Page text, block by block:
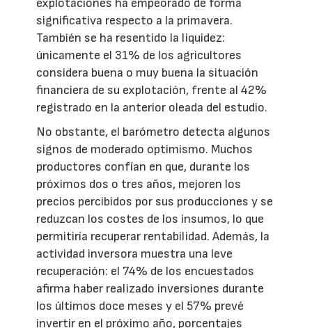
explotaciones ha empeorado de forma
significativa respecto a la primavera.
También se ha resentido la liquidez:
únicamente el 31% de los agricultores
considera buena o muy buena la situación
financiera de su explotación, frente al 42%
registrado en la anterior oleada del estudio.
No obstante, el barómetro detecta algunos
signos de moderado optimismo. Muchos
productores confían en que, durante los
próximos dos o tres años, mejoren los
precios percibidos por sus producciones y se
reduzcan los costes de los insumos, lo que
permitiría recuperar rentabilidad. Además, la
actividad inversora muestra una leve
recuperación: el 74% de los encuestados
afirma haber realizado inversiones durante
los últimos doce meses y el 57% prevé
invertir en el próximo año, porcentajes